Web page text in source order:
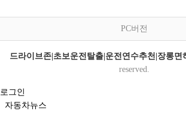
PC버전
드라이브존|초보운전탈출|운전연수추천|장롱면
reserved.
로그인
자동차뉴스